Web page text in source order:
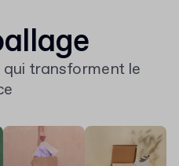
qui transforment le